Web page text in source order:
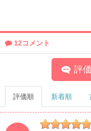
12コメント
評
評価順 新着順